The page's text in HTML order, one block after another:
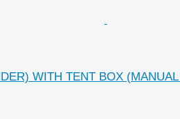
WITH TENT BOX